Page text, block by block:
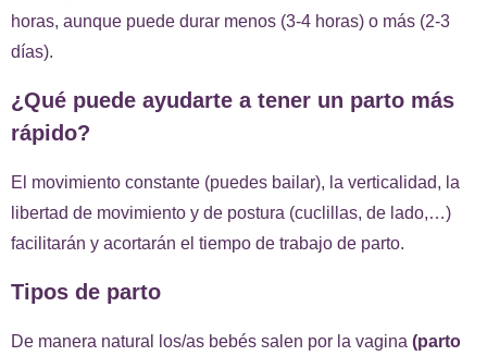
horas, aunque puede durar menos (3-4 horas) o más (2-3
días).
¿Qué puede ayudarte a tener un parto más
rápido?
El movimiento constante (puedes bailar), la verticalidad, la
libertad de movimiento y de postura (cuclillas, de lado,…)
facilitarán y acortarán el tiempo de trabajo de parto.
Tipos de parto
De manera natural los/as bebés salen por la vagina (parto